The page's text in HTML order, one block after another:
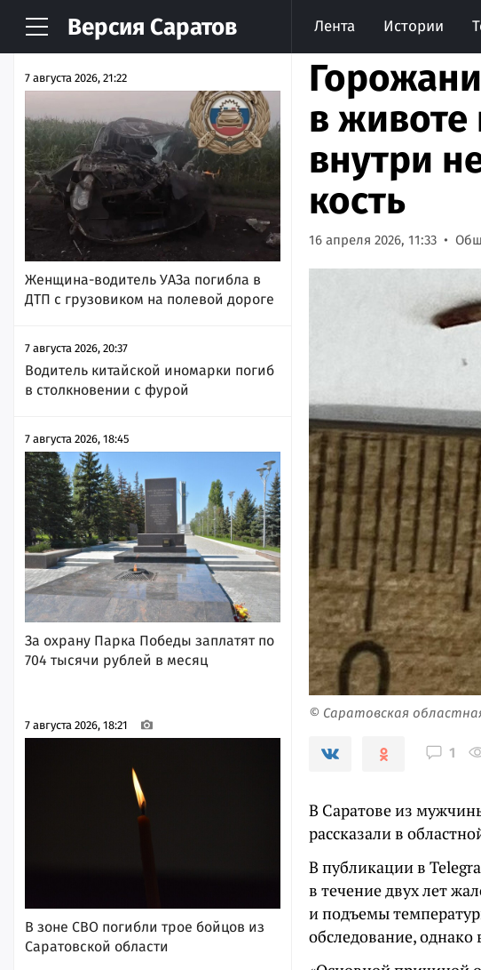
Версия Саратов Лента Истории
НОВОСТИ АРХИВ
7 августа 2026, 21:22
Женщина-водитель УАЗа погибла в
ДТП с грузовиком на полевой дороге
7 августа 2026, 20:37
Водитель китайской иномарки погиб
в столкновении с фурой
7 августа 2026, 18:45
За охрану Парка Победы заплатят по
704 тысячи рублей в месяц
7 августа 2026, 18:21
В зоне СВО погибли трое бойцов из
Саратовской области
в животе
внутри
кость
16 апреля 2026, 11:33
© Саратовская
1
В Саратове из
рассказали в
В публикации в
в течение двух лет
и подъемы
обследование,